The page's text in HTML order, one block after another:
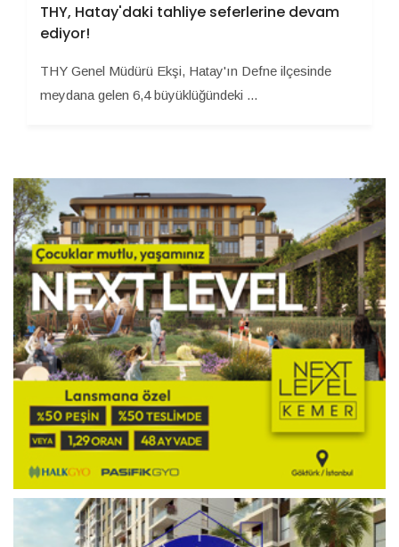
THY, Hatay'daki tahliye seferlerine devam
ediyor!
THY Genel Müdürü Ekşi, Hatay'ın Defne ilçesinde
meydana gelen 6,4 büyüklüğündeki ...